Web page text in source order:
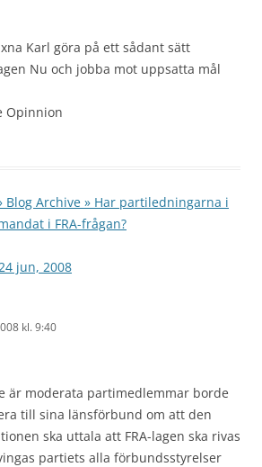
Karl göra på ett sådant sätt
Nu och jobba mot uppsatta mål
Opinnion
Blog Archive » Har partiledningarna i
i FRA-frågan?
jun, 2008
kl. 9:40
är moderata partimedlemmar borde
till sina länsförbund om att den
ska uttala att FRA-lagen ska rivas
partiets alla förbundsstyrelser